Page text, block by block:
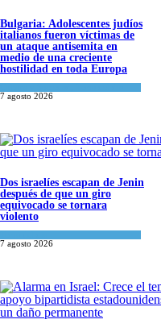
Bulgaria: Adolescentes judíos
italianos fueron víctimas de
un ataque antisemita en
medio de una creciente
hostilidad en toda Europa
7 agosto 2026
Dos israelíes escapan de Jenin
después de que un giro
equivocado se tornara
violento
7 agosto 2026